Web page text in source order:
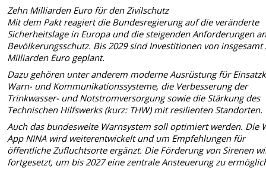
Zehn Milliarden Euro für den Zivilschutz
Mit dem Pakt reagiert die Bundesregierung auf die veränderte
Sicherheitslage in Europa und die steigenden Anforderungen
Bevölkerungsschutz. Bis 2029 sind Investitionen von insgesamt
Milliarden Euro geplant.
Dazu gehören unter anderem moderne Ausrüstung für
Warn- und Kommunikationssysteme, die Verbesserung der
Trinkwasser- und Notstromversorgung sowie die Stärkung des
Technischen Hilfswerks (kurz: THW) mit resilienten Standorten.
Auch das bundesweite Warnsystem soll optimiert werden. Die
App NINA wird weiterentwickelt und um Empfehlungen für
öffentliche Zufluchtsorte ergänzt. Die Förderung von Sirenen
fortgesetzt, um bis 2027 eine zentrale Ansteuerung zu